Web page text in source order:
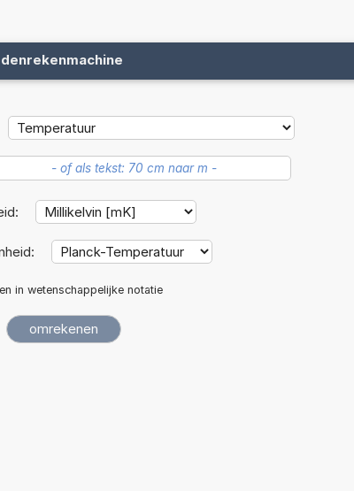
in wetenschappelijke notatie